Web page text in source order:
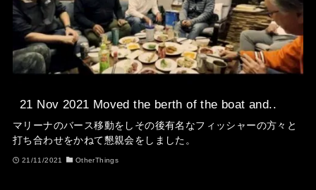
21 Nov 2021 Moved the berth of the boat and..
マリーナのバース移動をしその後有名なフィッシャーの方々と
打ち合わせをかねて懇親会をしました。
21/11/2021 OtherThings